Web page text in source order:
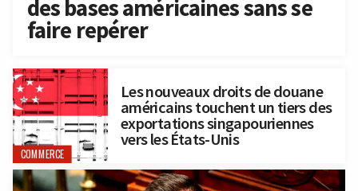
des bases américaines sans se
faire repérer
COMMERCE
Les nouveaux droits de douane
américains touchent un tiers des
exportations singapouriennes
vers les États-Unis